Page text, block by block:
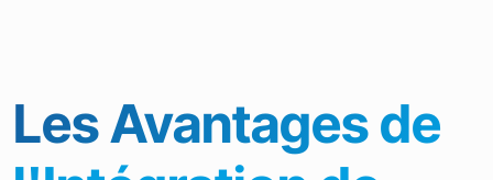
Les Avantages de